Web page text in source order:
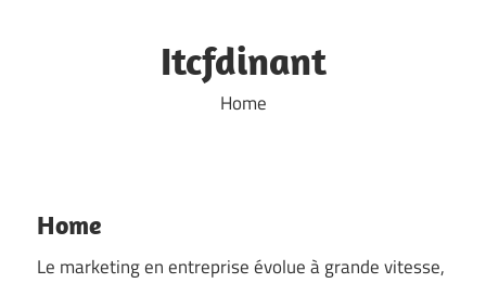
Itcfdinant
Home
Home
Le marketing en entreprise évolue à grande vitesse,